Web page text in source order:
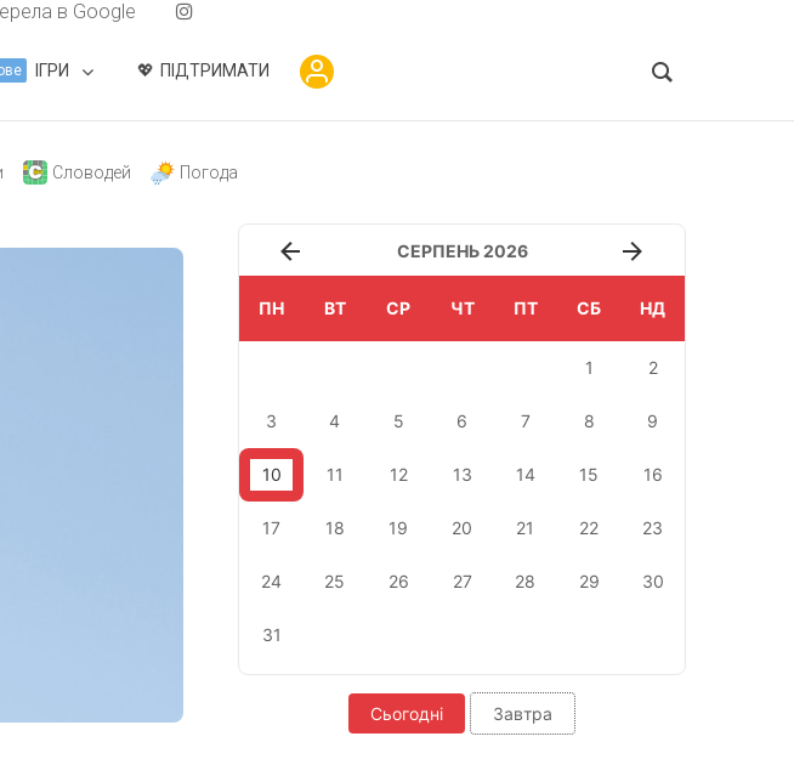
в Google
ІГРИ ПІДТРИМАТИ
Словодей Погода
СЕРПЕНЬ 2026
ПН ВТ СР ЧТ ПТ СБ НД
1 2
3 4 5 6 7 8 9
10 11 12 13 14 15 16
17 18 19 20 21 22 23
24 25 26 27 28 29 30
31
Сьогодні Завтра